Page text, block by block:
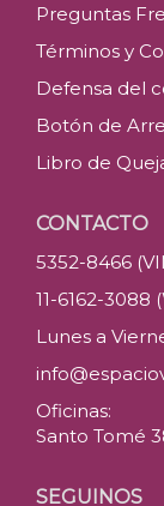
Preguntas
Términos y
Defensa del
Botón de
Libro de
CONTACTO
5352-8466
11-6162-3088
Lunes a
Oficinas:
Santo Tomé
SEGUINOS